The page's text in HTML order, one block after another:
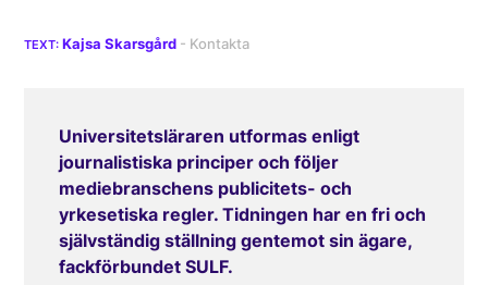
Kajsa Skarsgård
Universitetsläraren utformas enligt
journalistiska principer och följer
mediebranschens publicitets- och
yrkesetiska regler. Tidningen har en fri och
självständig ställning gentemot sin ägare,
fackförbundet SULF.